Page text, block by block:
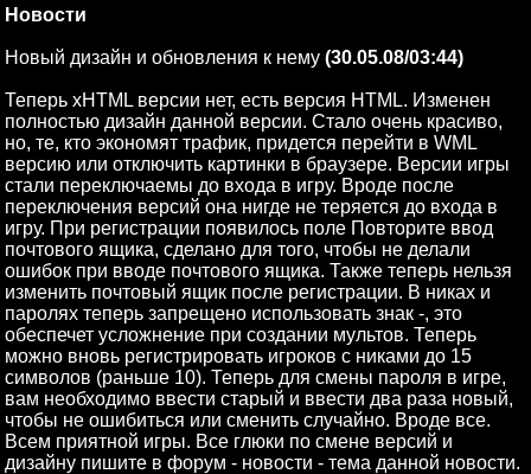
Новости
Новый дизайн и обновления к нему (30.05.08/03:44)
Теперь xHTML версии нет, есть версия HTML. Изменен
полностью дизайн данной версии. Стало очень красиво,
но, те, кто экономят трафик, придется перейти в WML
версию или отключить картинки в браузере. Версии игры
стали переключаемы до входа в игру. Вроде после
переключения версий она нигде не теряется до входа в
игру. При регистрации появилось поле Повторите ввод
почтового ящика, сделано для того, чтобы не делали
ошибок при вводе почтового ящика. Также теперь нельзя
изменить почтовый ящик после регистрации. В никах и
паролях теперь запрещено использовать знак -, это
обеспечет усложнение при создании мультов. Теперь
можно вновь регистрировать игроков с никами до 15
символов (раньше 10). Теперь для смены пароля в игре,
вам необходимо ввести старый и ввести два раза новый,
чтобы не ошибиться или сменить случайно. Вроде все.
Всем приятной игры. Все глюки по смене версий и
дизайну пишите в форум - новости - тема данной новости.